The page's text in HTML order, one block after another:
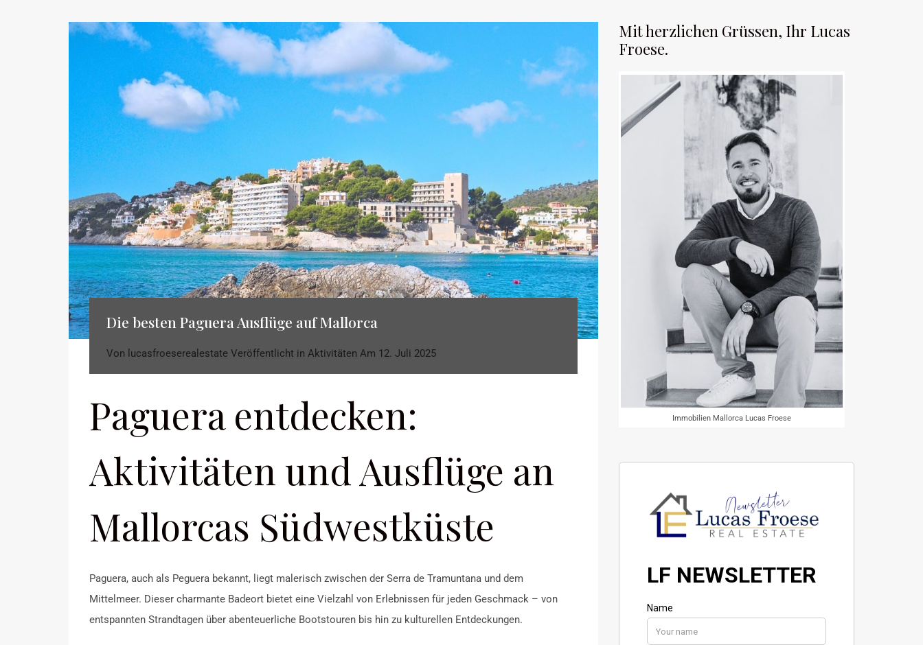
Die besten Paguera Ausflüge auf Mallorca
Von lucasfroeserealestate Veröffentlicht in Aktivitäten Am 12. Juli 2025
Paguera entdecken:
Aktivitäten und Ausflüge an
Mallorcas Südwestküste
Paguera, auch als Peguera bekannt, liegt malerisch zwischen der Serra de Tramuntana und dem
Mittelmeer. Dieser charmante Badeort bietet eine Vielzahl von Erlebnissen für jeden Geschmack – von
entspannten Strandtagen über abenteuerliche Bootstouren bis hin zu kulturellen Entdeckungen.
Mit herzlichen Grüssen, Ihr Lucas
Froese.
Immobilien Mallorca Lucas Froese